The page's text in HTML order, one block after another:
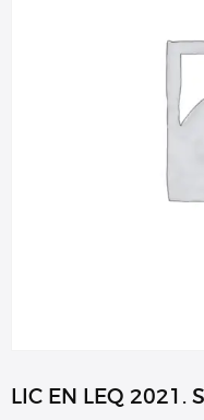
LIC EN LEQ 2021.